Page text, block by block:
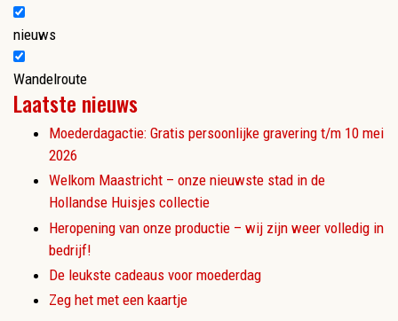
nieuws
Wandelroute
Laatste nieuws
Moederdagactie: Gratis persoonlijke gravering t/m 10 mei
2026
Welkom Maastricht – onze nieuwste stad in de
Hollandse Huisjes collectie
Heropening van onze productie – wij zijn weer volledig in
bedrijf!
De leukste cadeaus voor moederdag
Zeg het met een kaartje